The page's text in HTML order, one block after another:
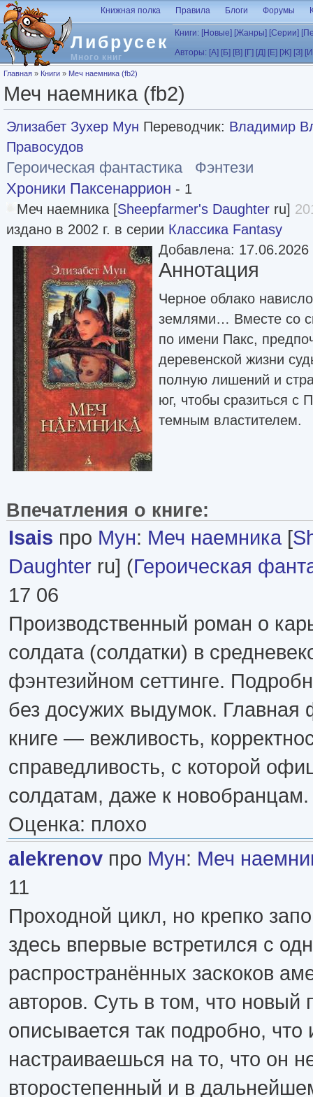
Перейти к основному содержанию
Либрусек
Много книг
Книжная полка Правила Блоги Форумы
Книги: [Новые] [Жанры] [Серии]
Авторы: [А] [Б] [В] [Г] [Д] [Е] [Ж] [З]
Вы здесь
Главная » Книги » Меч наемника (fb2)
Меч наемника (fb2)
Элизабет Зухер Мун Переводчик: Владимир
Правосудов
Героическая фантастика
Фэнтези
Хроники Паксенаррион - 1
Меч наемника [Sheepfarmer's Daughter ru]
издано в 2002 г. в серии Классика Fantasy
Добавлена: 17.06.2026
Аннотация
Черное облако
землями… Вместе со
по имени Пакс,
деревенской жизни
полную лишений и
юг, чтобы сразиться с
темным властителем.
Впечатления о книге:
Isais про Мун: Меч наемника [
Daughter ru] (Героическая
17 06
Производственный роман о
солдата (солдатки) в
фэнтезийном сеттинге.
без досужих выдумок. Главная
книге — вежливость,
справедливость, с которой
солдатам, даже к
Оценка: плохо
alekrenov про Мун: Меч
11
Проходной цикл, но крепко
здесь впервые встретился с
распространённых заскоков
авторов. Суть в том, что новый
описывается так подробно, что
настраиваешься на то, что он
второстепенный и в